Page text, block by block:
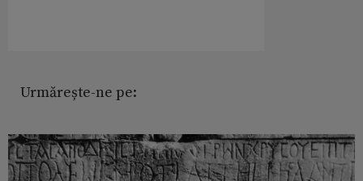
Urmărește-ne pe: